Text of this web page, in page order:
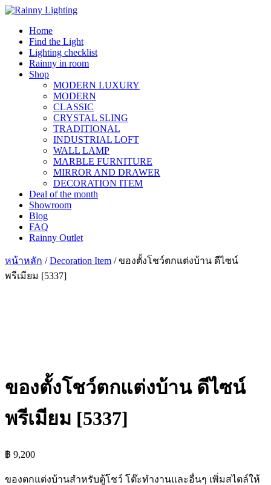
Skip
contentHome
Find the Light
Lighting checklist
Rainny in room
Shop
MODERN LUXURY
MODERN
CLASSIC
CRYSTAL SLING
TRADITIONAL
INDUSTRIAL LOFT
WALL LAMP
MARBLE FURNITURE
MIRROR AND DRAWER
DECORATION ITEM
Deal of the month
Showroom
Blog
FAQ
Rainny Outlet
หน้าหลัก /Decoration Item / ของตั้งโชว์ตกแต่งบ้าน ดีไซน์
พรีเมียม [5337]
ของตั้งโชว์ตกแต่งบ้าน ดีไซน์
พรีเมียม [5337]
฿ 9,200
ของตกแต่งบ้านสำหรับตู้โชว์ โต๊ะทำงานและอื่นๆ เพิ่มสไตล์ให้